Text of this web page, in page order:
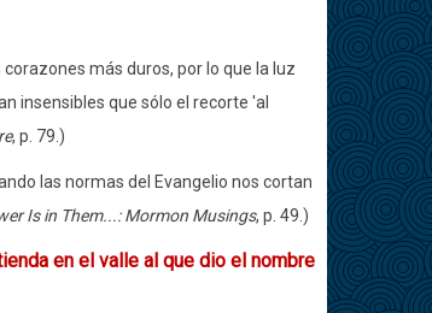
más duros, por lo que la luz
insensibles que sólo el recorte 'al
, p. 79.)
las normas del Evangelio nos cortan
Is in Them...: Mormon Musings, p. 49.)
en el valle al que dio el nombre